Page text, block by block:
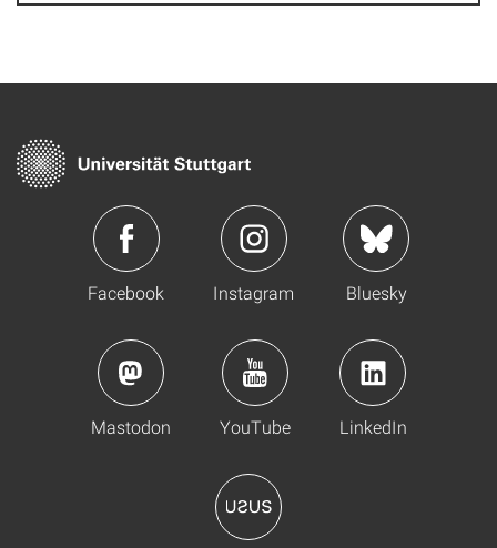
Facebook Instagram Bluesky
Mastodon YouTube LinkedIn